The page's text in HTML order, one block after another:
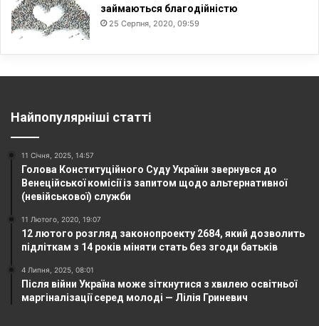
займаються благодійністю
25 Серпня, 2020, 09:59
Найпопулярніші статті
11 Січня, 2025, 14:57
Голова Конституційного Суду України звернувся до
Венеційської комісії із запитом щодо альтернативної
(невійськової) служби
11 Лютого, 2020, 19:07
12 лютого розгляд законопроекту 2684, який дозволить
підліткам з 14 років міняти стать без згоди батьків
4 Липня, 2025, 08:01
Після війни Україна може зіткнутися з хвилею освітньої
маргіналізації серед молоді — Лілія Гриневич